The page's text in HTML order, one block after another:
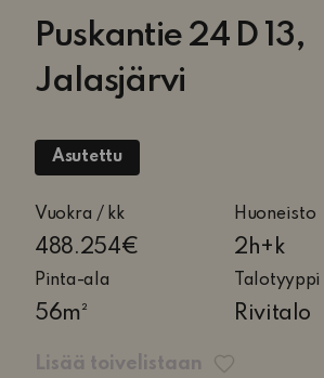
Puskantie 24 D 13,
Jalasjärvi
Asutettu
Vuokra / kk
488.254€
Huoneisto
2h+k
2
huonetta
keittiö
Pinta-ala
56m²
Talotyyppi
Rivitalo
Lisää toivelistaan